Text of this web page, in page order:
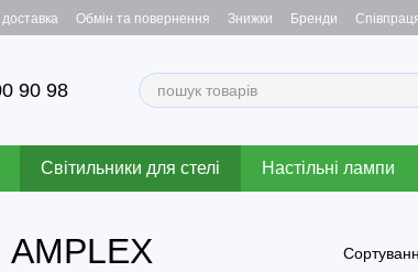
Обмін та повернення Знижки Бренди
90 98
Світильники для стелі Настільні лампи
AMPLEX